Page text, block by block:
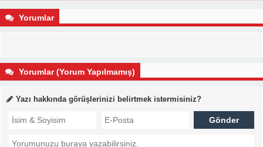
Yorumlar
Yorumlar (Yorum Yapılmamış)
Yazı hakkında görüşlerinizi belirtmek istermisiniz?